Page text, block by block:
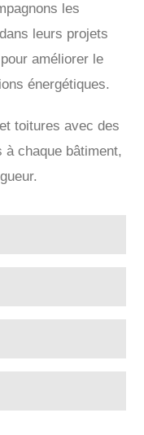
les
leurs projets
améliorer le
énergétiques.
toitures avec des
à chaque bâtiment,